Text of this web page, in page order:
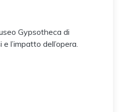
Gypsotheca di
l’impatto dell’opera.